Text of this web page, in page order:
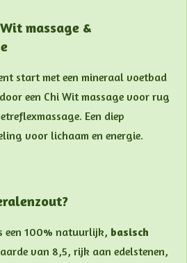
massage &
start met een mineraal voetbad
een Chi Wit massage voor rug
Een diep
voor lichaam en energie.
een 100% natuurlijk, basisch
van 8,5, rijk aan edelstenen,